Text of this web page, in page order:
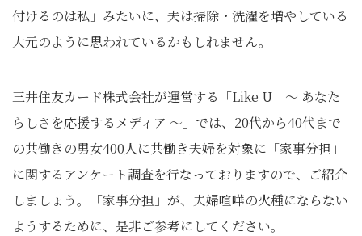
付けるのは私」みたいに、夫は掃除・洗濯を増やしている
大元のように思われているかもしれません。
三井住友カード株式会社が運営する「Like U ～ あなた
らしさを応援するメディア ～」では、20代から40代まで
の共働きの男女400人に共働き夫婦を対象に「家事分担」
に関するアンケート調査を行なっておりますので、ご紹介
しましょう。「家事分担」が、夫婦喧嘩の火種にならない
ようするために、是非ご参考にしてください。